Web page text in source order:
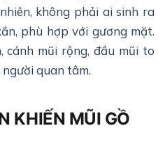
không phải ai sinh ra
phù hợp với gương mặt.
cánh mũi rộng, đầu mũi to
quan tâm.
KHIẾN MŨI GỒ